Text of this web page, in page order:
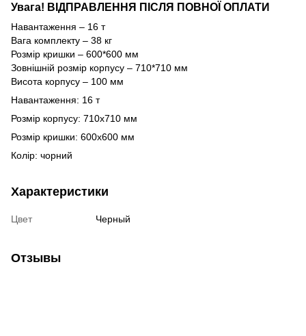
Увага! ВІДПРАВЛЕННЯ ПІСЛЯ ПОВНОЇ ОПЛАТИ
Навантаження – 16 т
Вага комплекту – 38 кг
Розмір кришки – 600*600 мм
Зовнішній розмір корпусу – 710*710 мм
Висота корпусу – 100 мм
Навантаження: 16 т
Розмір корпусу: 710х710 мм
Розмір кришки: 600х600 мм
Колір: чорний
Характеристики
Цвет Черный
Отзывы